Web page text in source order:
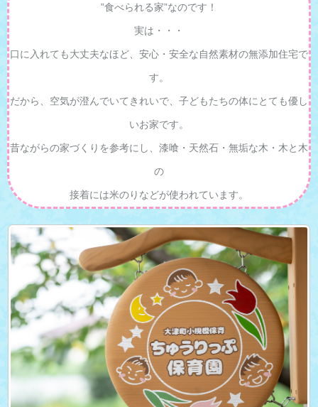
”食べられる家”なのです！
実は・・・
口に入れても大丈夫なほど、安心・安全な自然素材の無添加住宅で
す。
だから、空気が澄んでいてきれいで、子どもたちの体にとても優し
いお家です。
昔ながらの家づくりを参考にし、漆喰・天然石・無垢な木・木と木
の
接着には米のりなどが使われています。